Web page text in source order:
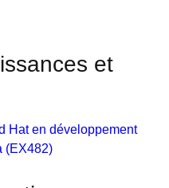
et
Hat en développement
(EX482)